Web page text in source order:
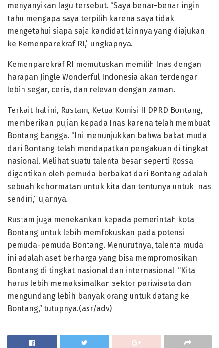
menyanyikan lagu tersebut. “Saya benar-benar ingin
tahu mengapa saya terpilih karena saya tidak
mengetahui siapa saja kandidat lainnya yang diajukan
ke Kemenparekraf RI,” ungkapnya.
Kemenparekraf RI memutuskan memilih Inas dengan
harapan Jingle Wonderful Indonesia akan terdengar
lebih segar, ceria, dan relevan dengan zaman.
Terkait hal ini, Rustam, Ketua Komisi II DPRD Bontang,
memberikan pujian kepada Inas karena telah membuat
Bontang bangga. “Ini menunjukkan bahwa bakat muda
dari Bontang telah mendapatkan pengakuan di tingkat
nasional. Melihat suatu talenta besar seperti Rossa
digantikan oleh pemuda berbakat dari Bontang adalah
sebuah kehormatan untuk kita dan tentunya untuk Inas
sendiri,” ujarnya.
Rustam juga menekankan kepada pemerintah kota
Bontang untuk lebih memfokuskan pada potensi
pemuda-pemuda Bontang. Menurutnya, talenta muda
ini adalah aset berharga yang bisa mempromosikan
Bontang di tingkat nasional dan internasional. “Kita
harus lebih memaksimalkan sektor pariwisata dan
mengundang lebih banyak orang untuk datang ke
Bontang,” tutupnya.(asr/adv)